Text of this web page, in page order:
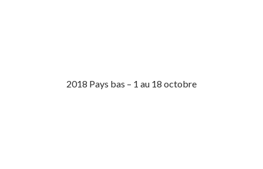
2018 Pays bas – 1 au 18 octobre